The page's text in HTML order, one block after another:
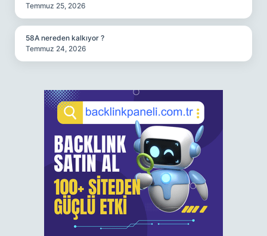
Temmuz 25, 2026
58A nereden kalkıyor ?
Temmuz 24, 2026